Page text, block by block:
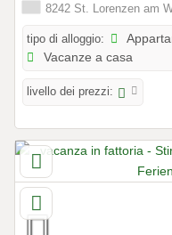
8242 St. Lorenzen am
tipo di alloggio:
Vacanze a casa
livello dei prezzi: